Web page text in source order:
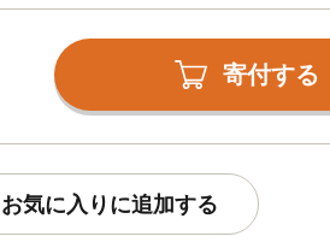
寄付する
お気に入りに追加する